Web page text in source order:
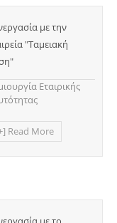
με την
"Ταμειακή
Εταιρικής
Read More